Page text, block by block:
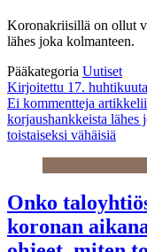
Koronakriisillä on ollut
lähes joka kolmanteen.
Pääkategoria Uutiset
Kirjoitettu 17.
Ei kommentteja
korjaushankkeista lähes
toistaiseksi vähäisiä
Onko
koronan